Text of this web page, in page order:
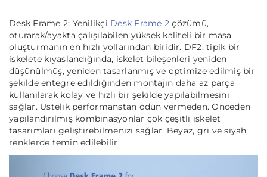
Desk Frame 2: Yenilikçi Desk Frame 2 çözümü,
oturarak/ayakta çalışılabilen yüksek kaliteli bir masa
oluşturmanın en hızlı yollarından biridir. DF2, tipik bir
iskelete kıyaslandığında, iskelet bileşenleri yeniden
düşünülmüş, yeniden tasarlanmış ve optimize edilmiş bir
şekilde entegre edildiğinden montajın daha az parça
kullanılarak kolay ve hızlı bir şekilde yapılabilmesini
sağlar. Üstelik performanstan ödün vermeden. Önceden
yapılandırılmış kombinasyonlar çok çeşitli iskelet
tasarımları geliştirebilmenizi sağlar. Beyaz, gri ve siyah
renklerde temin edilebilir.